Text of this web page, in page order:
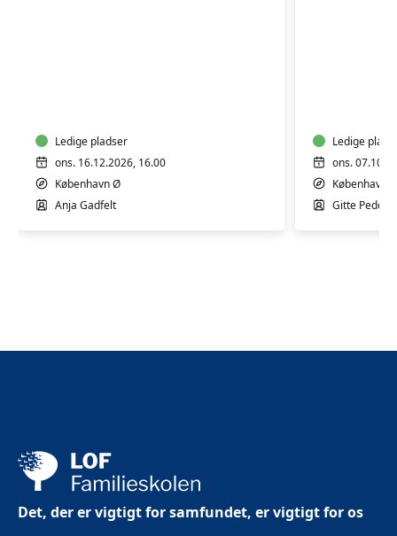
Ledige pladser
ons. 16.12.2026, 16.00
København Ø
Anja Gadfelt
Ledige
ons.
København Ø
Gitte
Det, der er vigtigt for samfundet, er vigtigt for os